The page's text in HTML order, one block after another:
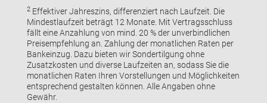
2Effektiver Jahreszins, differenziert nach Laufzeit. Die
Mindestlaufzeit beträgt 12 Monate. Mit Vertragsschluss
fällt eine Anzahlung von mind. 20 % der unverbindlichen
Preisempfehlung an. Zahlung der monatlichen Raten per
Bankeinzug. Dazu bieten wir Sondertilgung ohne
Zusatzkosten und diverse Laufzeiten an, sodass Sie die
monatlichen Raten Ihren Vorstellungen und Möglichkeiten
entsprechend gestalten können. Alle Angaben ohne
Gewähr.